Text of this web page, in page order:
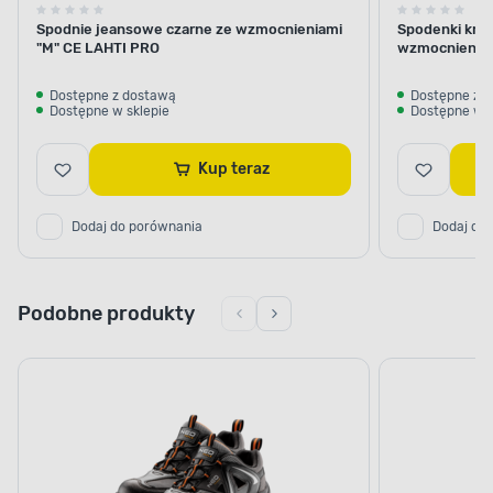
Spodnie jeansowe czarne ze wzmocnieniami
"M" CE LAHTI PRO
Dostępne z dostawą
Dostępne w sklepie
Kup teraz
Dodaj do porównania
Spodenki
Dostępne z
Dostępne w
Dodaj do
Podobne produkty